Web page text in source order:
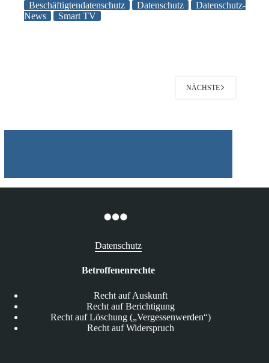
Tätigkeitsberichts
des
Beschäftigtendatenschutz Datenschutz
Datenschutz-
News
Smart TV
NÄCHSTE
Datenschutz
Betroffenenrechte
Recht auf Auskunft
Recht auf Berichtigung
Recht auf Löschung („Vergessenwerden“)
Recht auf Widerspruch